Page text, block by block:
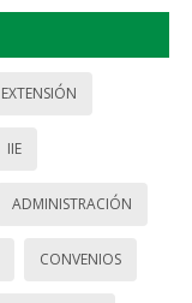
EXTENSIÓN
IIE
ADMINISTRACIÓN
CONVENIOS